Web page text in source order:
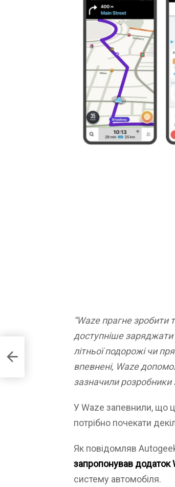
“Waze прагне зробити
доступніше заряджати
літньої подорожі чи
впевнені, Waze
зазначили розробники
У Waze запевнили, що
потрібно почекати
Як повідомляв
запропонував додаток
систему автомобіля.